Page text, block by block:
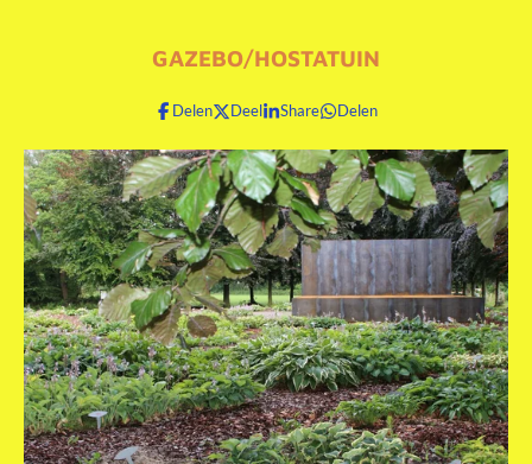
GAZEBO/HOSTATUIN
Delen Deel Share Delen